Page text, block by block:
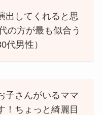
出してくれると思
の方が最も似合う
代男性）
子さんがいるママ
！ちょっと綺麗目